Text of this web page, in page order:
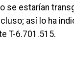
se estarían
así lo ha
T-6.701.515.